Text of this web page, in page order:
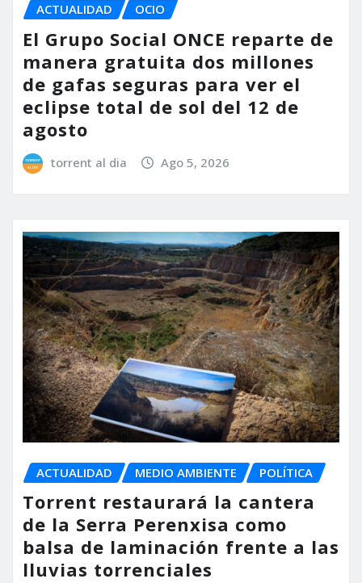
ACTUALIDAD OCIO
El Grupo Social ONCE reparte de
manera gratuita dos millones
de gafas seguras para ver el
eclipse total de sol del 12 de
agosto
torrent al dia Ago 5, 2026
ACTUALIDAD MEDIO AMBIENTE POLÍTICA
Torrent restaurará la cantera
de la Serra Perenxisa como
balsa de laminación frente a las
lluvias torrenciales